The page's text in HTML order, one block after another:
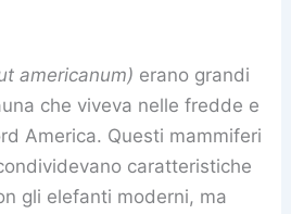
americanum) erano grandi
che viveva nelle fredde e
America. Questi mammiferi
caratteristiche
gli elefanti moderni, ma